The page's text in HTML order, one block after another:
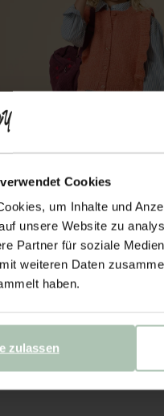
Cookies
um Inhalte und
unsere Website zu
Partner für soziale
weiteren Daten
haben.
zulassen
Rock - orange